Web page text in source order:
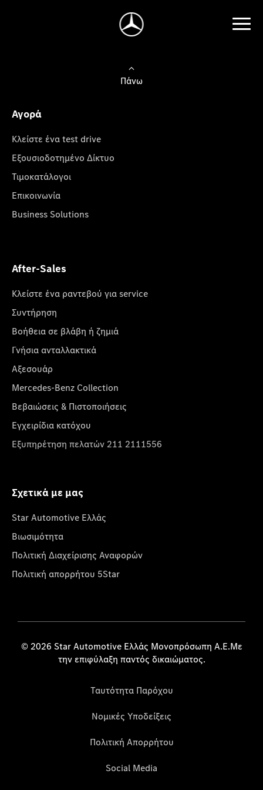
Πάνω
Αγορά
Κλείστε ένα test drive
Εξουσιοδοτημένο Δίκτυο
Τιμοκατάλογοι
Επικοινωνία
Business Solutions
After-Sales
Κλείστε ένα ραντεβού για service
Συντήρηση
Βοήθεια σε βλάβη ή ζημιά
Γνήσια ανταλλακτικά
Αξεσουάρ
Mercedes-Benz Collection
Βεβαιώσεις & Πιστοποιήσεις
Εγχειρίδια κατόχου
Εξυπηρέτηση πελατών 211 2111556
Σχετικά με μας
Star Automotive Ελλάς
Βιωσιμότητα
Πολιτική Διαχείρισης Αναφορών
Πολιτική απορρήτου 5Star
© 2026 Star Automotive Ελλάς Μονοπρόσωπη Α.Ε.Με
την επιφύλαξη παντός δικαιώματος.
Ταυτότητα Παρόχου
Νομικές Υποδείξεις
Πολιτική Απορρήτου
Social Media